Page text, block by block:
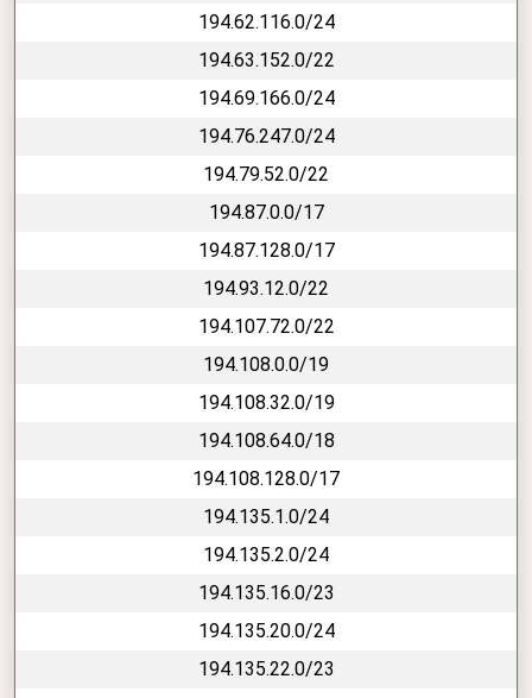
194.62.116.0/24
194.63.152.0/22
194.69.166.0/24
194.76.247.0/24
194.79.52.0/22
194.87.0.0/17
194.87.128.0/17
194.93.12.0/22
194.107.72.0/22
194.108.0.0/19
194.108.32.0/19
194.108.64.0/18
194.108.128.0/17
194.135.1.0/24
194.135.2.0/24
194.135.16.0/23
194.135.20.0/24
194.135.22.0/23